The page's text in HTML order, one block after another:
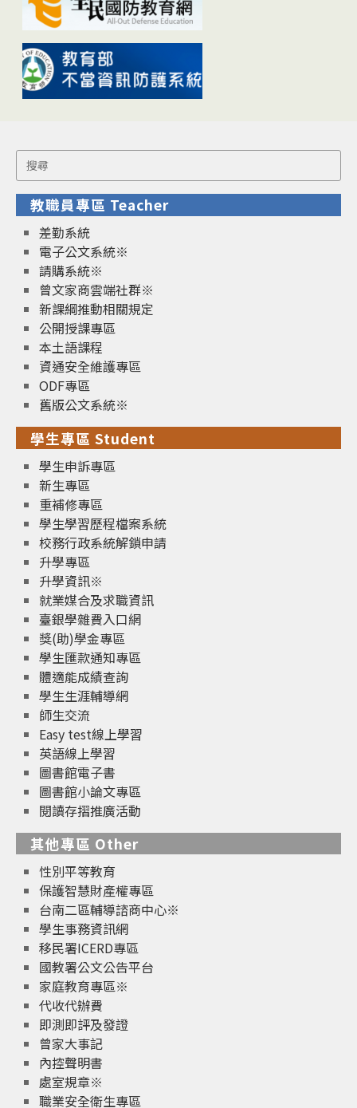
Search
for:
教職員專區 Teacher
差勤系統
電子公文系統※
請購系統※
曾文家商雲端社群※
新課綱推動相關規定
公開授課專區
本土語課程
資通安全維護專區
ODF專區
舊版公文系統※
學生專區 Student
學生申訴專區
新生專區
重補修專區
學生學習歷程檔案系統
校務行政系統解鎖申請
升學專區
升學資訊※
就業媒合及求職資訊
臺銀學雜費入口網
獎(助)學金專區
學生匯款通知專區
體適能成績查詢
學生生涯輔導網
師生交流
Easy test線上學習
英語線上學習
圖書館電子書
圖書館小論文專區
閱讀存摺推廣活動
其他專區 Other
性別平等教育
保護智慧財產權專區
台南二區輔導諮商中心※
學生事務資訊網
移民署ICERD專區
國教署公文公告平台
家庭教育專區※
代收代辦費
即測即評及發證
曾家大事記
內控聲明書
處室規章※
職業安全衛生專區